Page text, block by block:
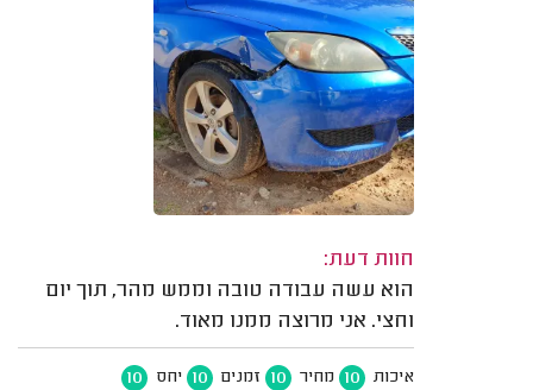
חוות דעת:
הוא עשה עבודה טובה וממש מהר, תוך יום
וחצי. אני מרוצה ממנו מאוד.
איכות 10 מחיר 10 זמנים 10 יחס 10